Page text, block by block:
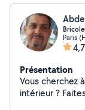
Paris
Présentation
Vous cherchez
intérieur ?